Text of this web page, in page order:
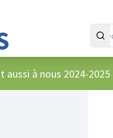
aussi à nous 2024-2025